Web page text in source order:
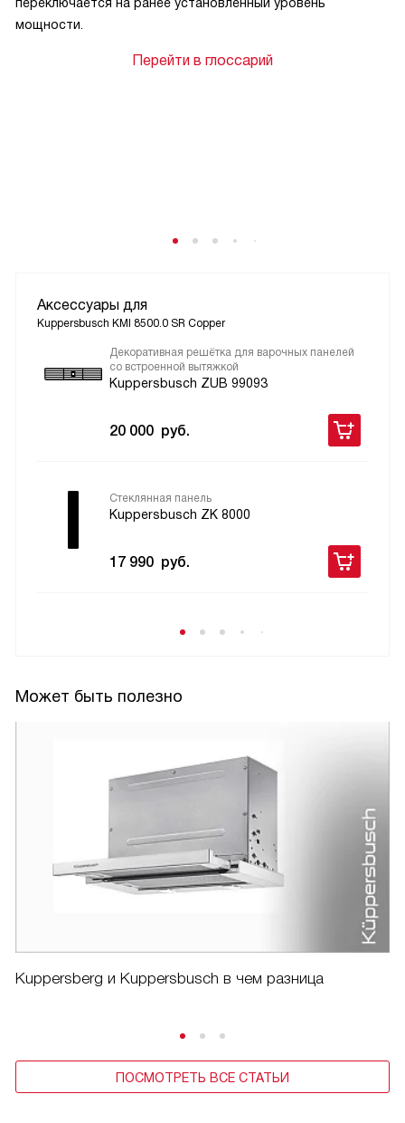
мощности.
Перейти в глоссарий
Аксессуары для
Kuppersbusch KMI 8500.0 SR Copper
Декоративная решётка для варочных панелей
со встроенной вытяжкой
Kuppersbusch ZUB 99093
20 000 руб.
Стеклянная панель
Kuppersbusch ZK 8000
17 990 руб.
Может быть полезно
Kuppersberg и Kuppersbusch в чем разница
ПОСМОТРЕТЬ ВСЕ СТАТЬИ